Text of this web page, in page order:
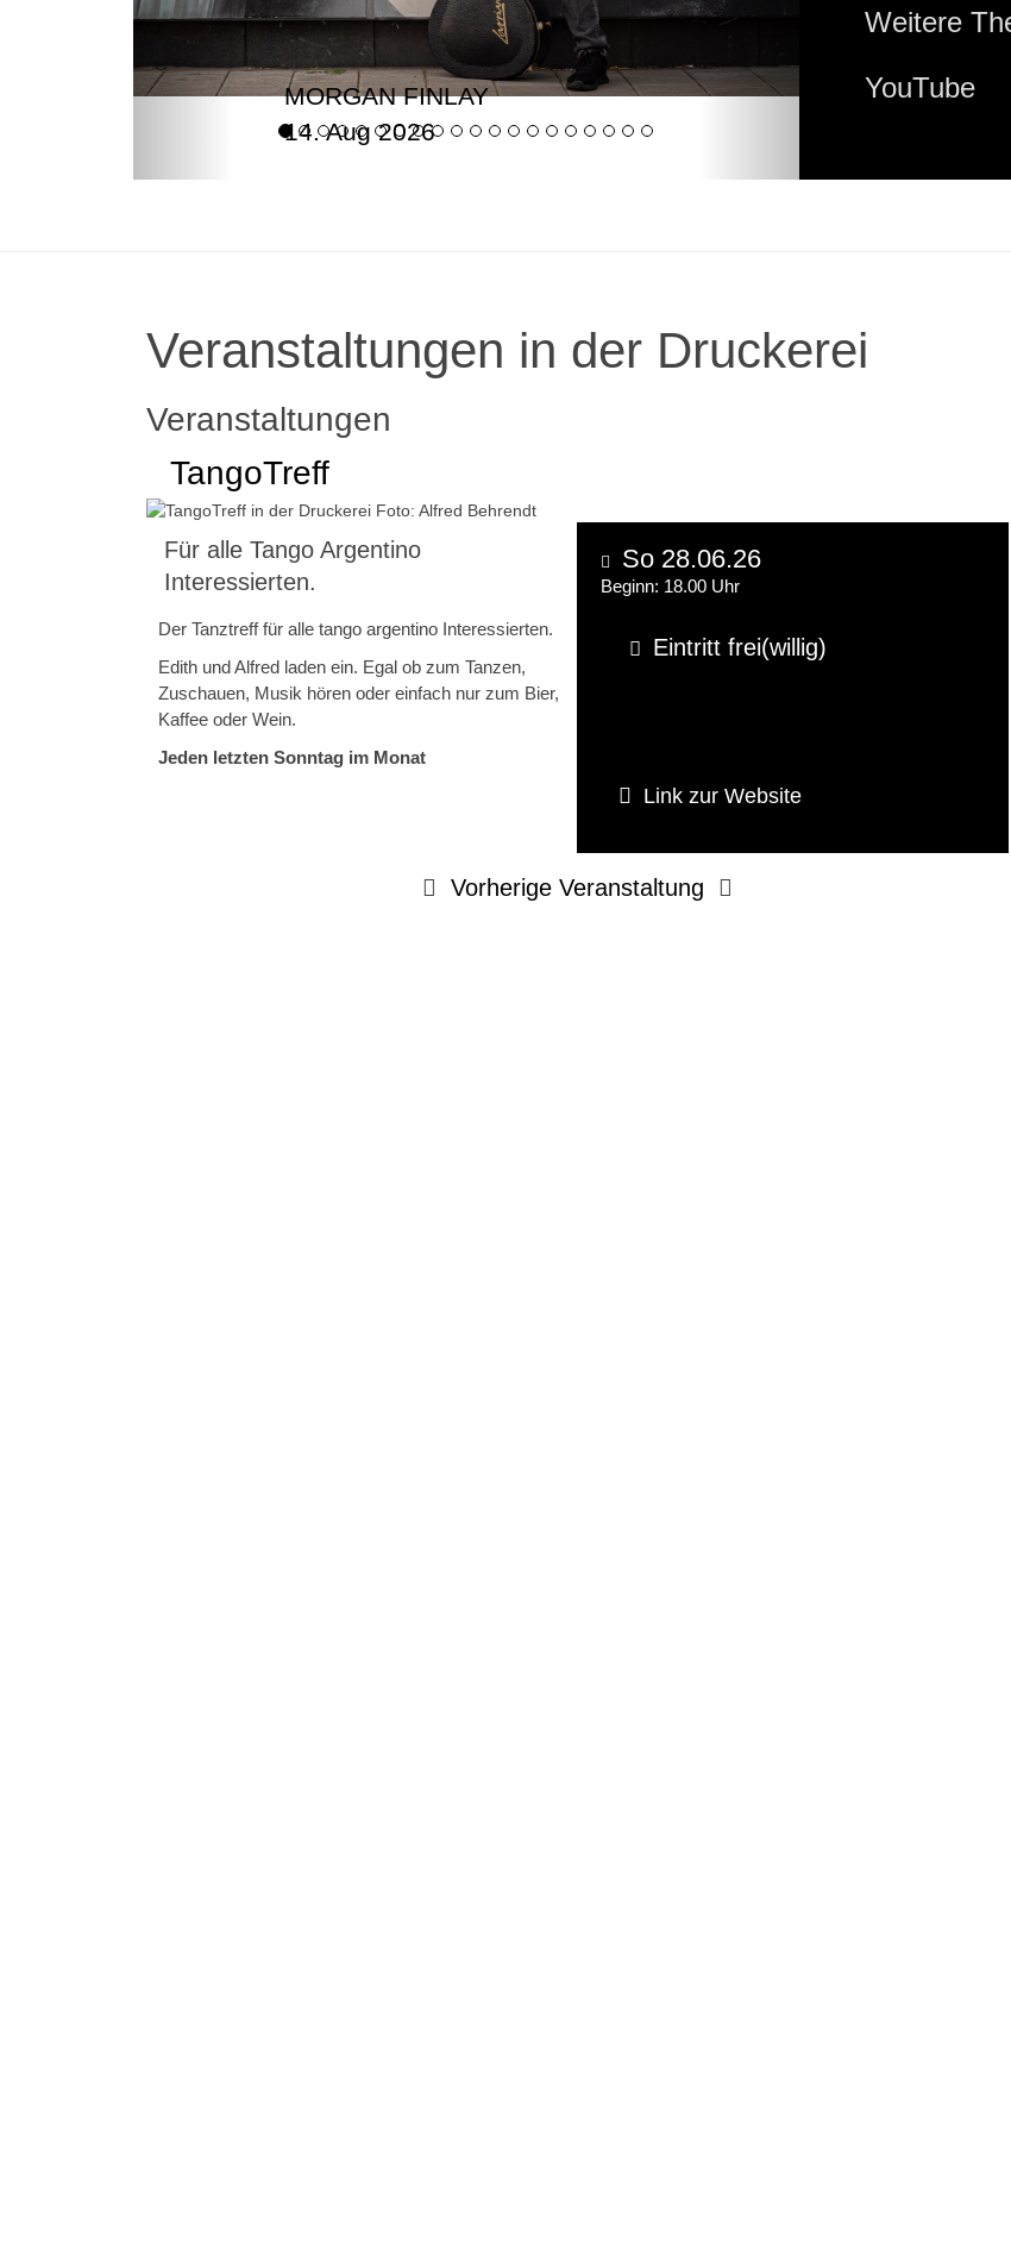
MORGAN FINLAY
14. Aug 2026
Weitere
YouTube
Veranstaltungen in der Druckerei
Veranstaltungen
TangoTreff
Für alle Tango Argentino
Interessierten.
Der Tanztreff für alle tango argentino Interessierten.
Edith und Alfred laden ein. Egal ob zum Tanzen,
Zuschauen, Musik hören oder einfach nur zum Bier,
Kaffee oder Wein.
Jeden letzten Sonntag im Monat
So 28.06.26
Beginn: 18.00 Uhr
Eintritt frei(willig)
Link zur Website
Vorherige Veranstaltung